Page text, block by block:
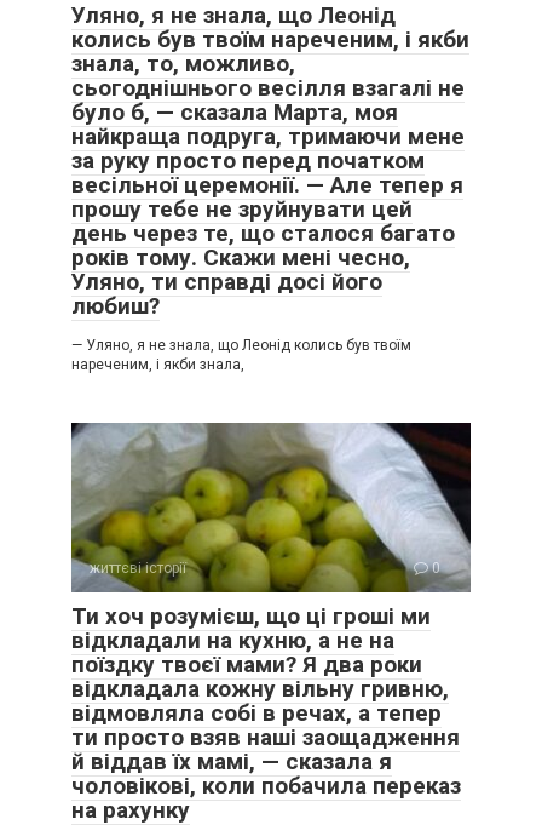
– Ось побачиш, цей кине тебе точно так само, як і той…,
твій колишній. Тоді прилізеш на колінах до нещасної і
одинокої матері, якщо, звичайно, застанеш її в живих! –
вона жбурнула букет на землю, розвернулася і пішла.
Шестирічна Катруся, з подивом спостерігала цю сцену,
тут жити залишимося?”
– Маленька принцеса наказала їхати додому! Потрібно
виконувати! – Андрій підхопив сумку, взяв Катрусю за
руку і озирнувся на мене. Я розгублено стояла на пероні: –
Ань, ти з нами чи як?
– Мам, пішли додому, їсти хочеться! – додала донька.
З тих пір пройшов рік. Ми з Андрієм розписалися. Мама
іноді забирає Катрусю до себе, але ніколи не буває у нас,
майже не дзвонить. Вона все ще не може зрозуміти, що
дочці теж хочеться щастя, простого жіночого щастя,
поруч з коханою людиною. Скоро у нас народиться син.
Цікаво, як мама на це відреагує? А я? Я дуже щаслива!
Уляно, я не знала, що Леонід
колись був твоїм нареченим, і якби
знала, то, можливо,
сьогоднішнього весілля взагалі не
було б, — сказала Марта, моя
найкраща подруга, тримаючи мене
за руку просто перед початком
весільної церемонії. — Але тепер я
прошу тебе не зруйнувати цей
день через те, що сталося багато
років тому. Скажи мені чесно,
Уляно, ти справді досі його
любиш?
— Уляно, я не знала, що Леонід колись був твоїм
нареченим, і якби знала,
життєві історії 0
Ти хоч розумієш, що ці гроші ми
відкладали на кухню, а не на
поїздку твоєї мами? Я два роки
відкладала кожну вільну гривню,
відмовляла собі в речах, а тепер
ти просто взяв наші заощадження
й віддав їх мамі, — сказала я
чоловікові, коли побачила переказ
на рахунку